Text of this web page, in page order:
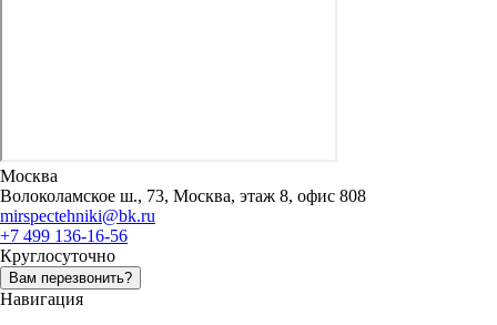
Москва
Волоколамское ш., 73, Москва, этаж 8, офис 808
mirspectehniki@bk.ru
+7 499 136-16-56
Круглосуточно
Вам перезвонить?
Навигация